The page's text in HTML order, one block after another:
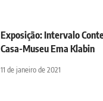
Exposição: Intervalo
Casa-Museu Ema Klabin
11 de janeiro de 2021